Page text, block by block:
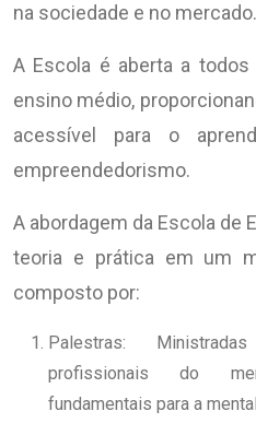
na sociedade e no mercado.
A Escola é aberta a
ensino médio,
acessível para o
empreendedorismo.
A abordagem da Escola de
teoria e prática em um
composto por:
Palestras:
profissionais do
fundamentais para a